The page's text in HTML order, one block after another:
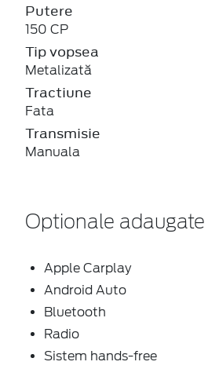
Putere
150 CP
Tip vopsea
Metalizată
Tractiune
Fata
Transmisie
Manuala
Optionale adaugate
Apple Carplay
Android Auto
Bluetooth
Radio
Sistem hands-free